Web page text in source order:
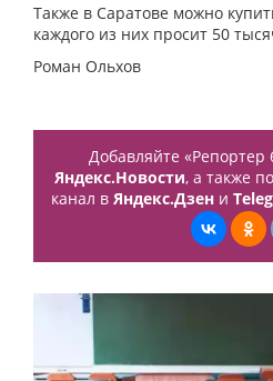
Также в Саратове можно
каждого из них просит 50
Роман Ольхов
Добавляйте «Репортер
Яндекс.Новости, а также
канал в Яндекс.Дзени